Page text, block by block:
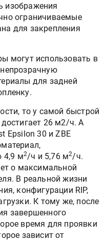
изображения
ограничиваемые
для закрепления
могут использовать в
для задней
то у самой быстрой
26 м2/ч. А
Epsilon 30 и ZBE
4,9 м2/ч и 5,76 м2/ч.
о максимальной
В реальной жизни
конфигурации RIP,
К тому же, после
завершенного
время для проявки
зависит от